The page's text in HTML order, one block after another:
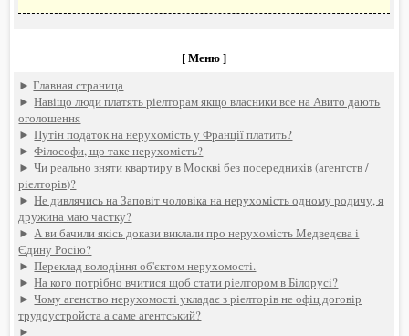
[ Меню ]
►Главная страница
►Навіщо люди платять ріелторам якщо власники все на Авито дають
оголошення
►Путін податок на нерухомість у Франції платить?
►Філософи, що таке нерухомість?
►Чи реально зняти квартиру в Москві без посередників (агентств /
ріелторів)?
►Не дивлячись на Заповіт чоловіка на нерухомість одному родичу, я
дружина маю частку?
►А ви бачили якісь докази виклали про нерухомість Медведєва і
Єдину Росію?
►Переклад володіння об'єктом нерухомості.
►На кого потрібно вчитися щоб стати ріелтором в Білорусі?
►Чому агенство нерухомості укладає з ріелторів не офіц договір
трудоустройста а саме агентський?
►